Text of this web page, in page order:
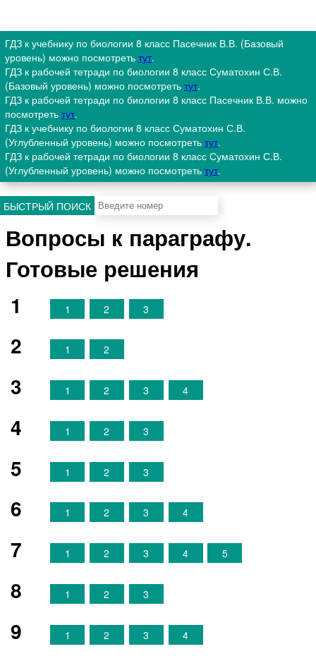
ГДЗ к учебнику по биологии 8 класс Пасечник В.В. (Базовый
уровень) можно посмотреть тут.
ГДЗ к рабочей тетради по биологии 8 класс Суматохин С.В.
(Базовый уровень) можно посмотреть тут.
ГДЗ к рабочей тетради по биологии 8 класс Пасечник В.В. можно
посмотреть тут.
ГДЗ к учебнику по биологии 8 класс Суматохин С.В.
(Углубленный уровень) можно посмотреть тут.
ГДЗ к рабочей тетради по биологии 8 класс Суматохин С.В.
(Углубленный уровень) можно посмотреть тут.
БЫСТРЫЙ ПОИСК
Вопросы к параграфу.
Готовые решения
1 1 2 3
2 1 2
3 1 2 3 4
4 1 2 3
5 1 2 3
6 1 2 3 4
7 1 2 3 4 5
8 1 2 3
9 1 2 3 4